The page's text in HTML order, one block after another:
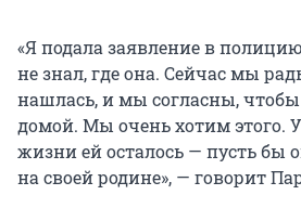
«Я подала заявление в
не знал, где она. Сейчас мы
нашлась, и мы согласны, чтобы
домой. Мы очень хотим этого.
жизни ей осталось — пусть бы
на своей родине», — говорит